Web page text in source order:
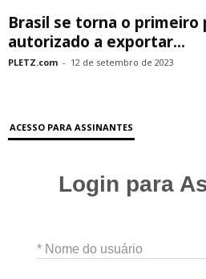
Brasil se torna o primeiro
autorizado a exportar...
PLETZ.com - 12 de setembro de 2023
ACESSO PARA ASSINANTES
Login para
* Nome do usuário